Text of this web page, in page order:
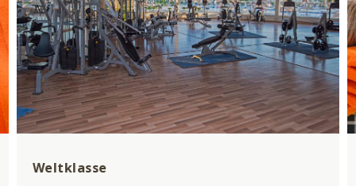
Weltklasse